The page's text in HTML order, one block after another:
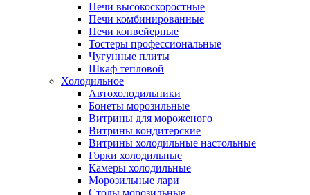
Печи высокоскоростные
Печи комбинированные
Печи конвейерные
Тостеры профессиональные
Чугунные плиты
Шкаф тепловой
Холодильное
Автохолодильники
Бонеты морозильные
Витрины для мороженого
Витрины кондитерские
Витрины холодильные настольные
Горки холодильные
Камеры холодильные
Морозильные лари
Столы морозильные